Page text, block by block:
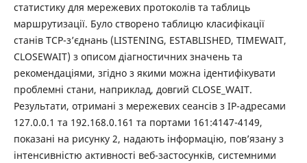
статистику для мережевих протоколів та таблиць
маршрутизації. Було створено таблицю класифікації
станів TCP-з’єднань (LISTENING, ESTABLISHED, TIMEWAIT,
CLOSEWAIT) з описом діагностичних значень та
рекомендаціями, згідно з якими можна ідентифікувати
проблемні стани, наприклад, довгий CLOSE_WAIT.
Результати, отримані з мережевих сеансів з IP-адресами
127.0.0.1 та 192.168.0.161 та портами 161:4147-4149,
показані на рисунку 2, надають інформацію, пов’язану з
інтенсивністю активності веб-застосунків, системними